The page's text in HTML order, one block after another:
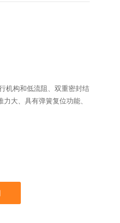
机构和低流阻、双重密封结
大、具有弹簧复位功能、